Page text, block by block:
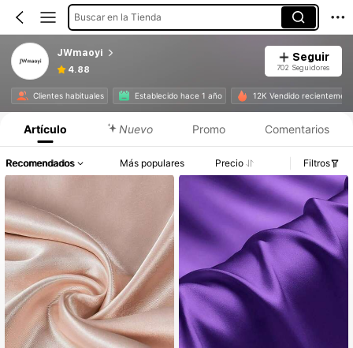
Buscar en la Tienda
JWmaoyi
4.88
Seguir
702 Seguidores
Clientes habituales Establecido hace 1 año 12K Vendido
Artículo Nuevo Promo Comentarios
Recomendados Más populares Precio Filtros